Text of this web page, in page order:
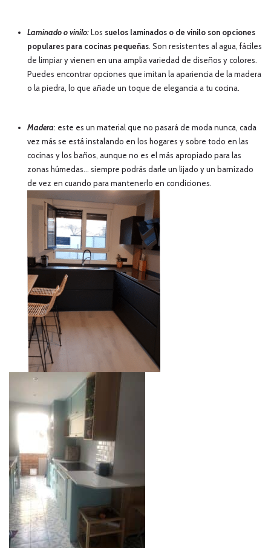
Laminado o vinilo:Los suelos laminados o de vinilo son opciones
populares para cocinas pequeñas. Son resistentes al agua, fáciles
de limpiar y vienen en una amplia variedad de diseños y colores.
Puedes encontrar opciones que imitan la apariencia de la madera
o la piedra, lo que añade un toque de elegancia a tu cocina.
Madera: este es un material que no pasará de moda nunca, cada
vez más se está instalando en los hogares y sobre todo en las
cocinas y los baños, aunque no es el más apropiado para las
zonas húmedas… siempre podrás darle un lijado y un barnizado
de vez en cuando para mantenerlo en condiciones.